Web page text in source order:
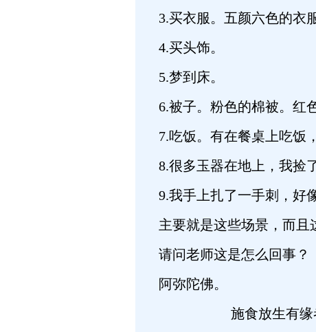
3.买衣服。五颜六色的衣
4.买头饰。
5.梦到床。
6.被子。粉色的棉被。红
7.吃饭。有在餐桌上吃饭
8.很多玉器在地上，我捡
9.我手上扎了一手刺，好
主要就是这些场景，而且
请问老师这是怎么回事？
阿弥陀佛。
施食放生有缘